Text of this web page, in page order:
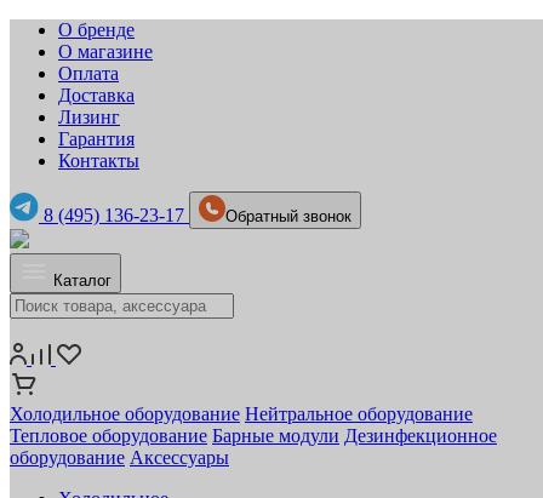
О бренде
О магазине
Оплата
Доставка
Лизинг
Гарантия
Контакты
8 (495) 136-23-17 Обратный звонок
Каталог
Холодильное оборудование Нейтральное оборудование
Тепловое оборудование Барные модули Дезинфекционное
оборудование Аксессуары